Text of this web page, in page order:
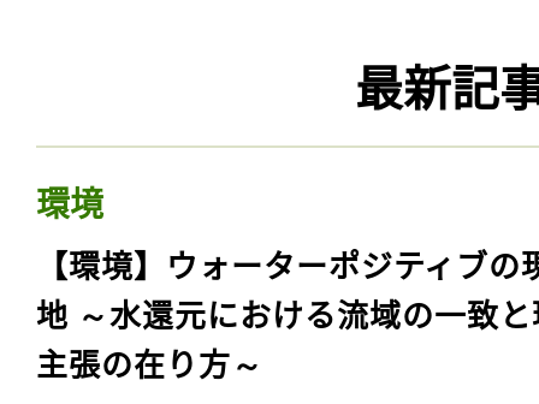
最新記
環境
【環境】ウォーターポジティブの
地 ～水還元における流域の一致
主張の在り方～